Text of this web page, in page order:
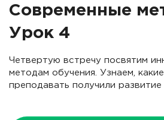
Современные
Урок 4
Четвертую встречу посвятим
методам обучения. Узнаем,
преподавать получили